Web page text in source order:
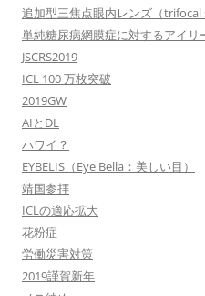
追加型三焦点眼内レンズ（trifocal
単純糖尿病網膜症に対するアイリ
JSCRS2019
ICL 100 万枚突破
2019GW
AIとDL
ハワイ？
EYBELIS（Eye Bella：美しい目）
靖国参拝
ICLの適応拡大
花粉症
労働災害対策
2019謹賀新年